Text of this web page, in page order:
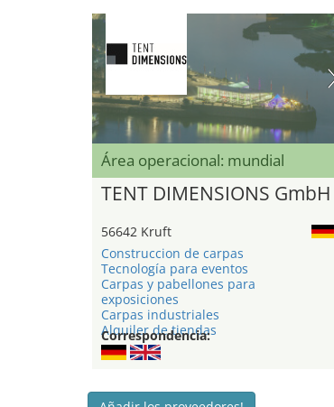
Área operacional: mundial
TENT DIMENSIONS GmbH
56642 Kruft
Construccion de carpas
Tecnología para eventos
Carpas y pabellones para
exposiciones
Carpas industriales
Alquiler de tiendas
Correspondencia: